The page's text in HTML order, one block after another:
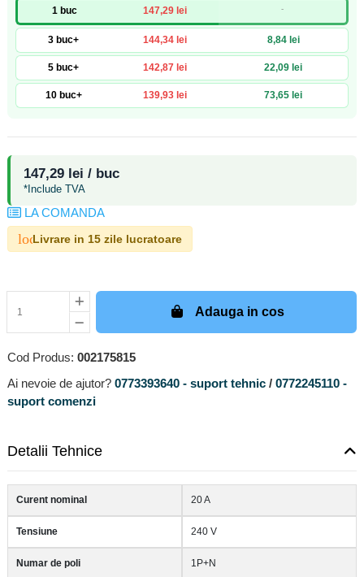
1 buc 147,29 lei -
3 buc+ 144,34 lei 8,84 lei
5 buc+ 142,87 lei 22,09 lei
10 buc+ 139,93 lei 73,65 lei
Adauga in cos
147,29 lei / buc
*Include TVA
LA COMANDA
local_shipping
Livrare in 15 zile lucratoare
Cod Produs: 002175815
Ai nevoie de ajutor? 0773393640 - suport tehnic / 0772245110 -
suport comenzi
Detalii Tehnice
Curent nominal 20 A
Tensiune 240 V
Numar de poli 1P+N